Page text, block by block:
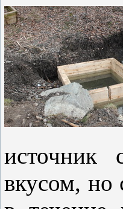
источник
вкусом, но